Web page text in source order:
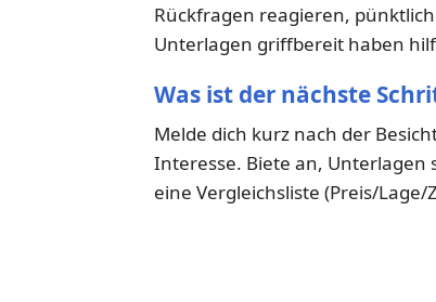
Rückfragen reagieren,
Unterlagen griffbereit haben
Was ist der nächste
Melde dich kurz nach der
Interesse. Biete an,
eine Vergleichsliste (Preis/